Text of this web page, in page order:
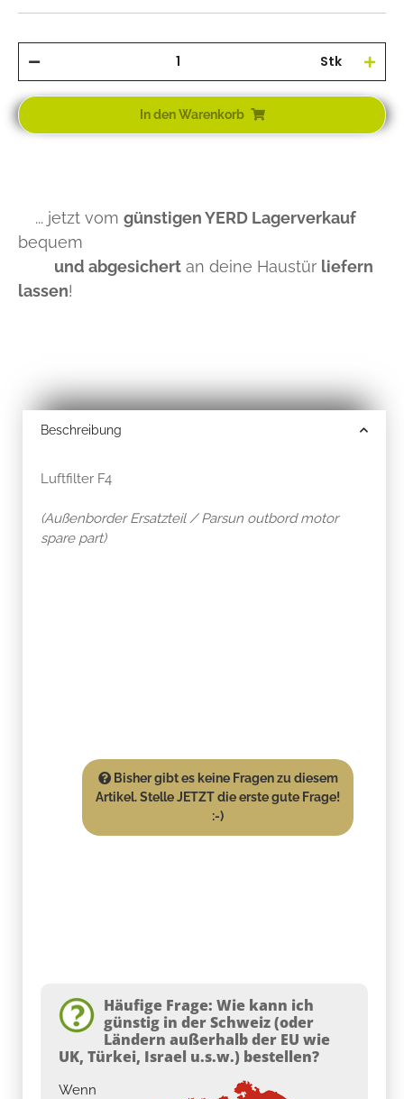
Stk
In den Warenkorb
... jetzt vom günstigen YERD Lagerverkauf
bequem
und abgesichert an deine Haustür liefern
lassen!
Beschreibung
Luftfilter F4
(Außenborder Ersatzteil / Parsun outbord motor
spare part)
Bisher gibt es keine Fragen zu diesem
Artikel. Stelle JETZT die erste gute Frage!
:-)
Häufige Frage: Wie kann ich
günstig in der Schweiz (oder
Ländern außerhalb der EU wie
UK, Türkei, Israel u.s.w.) bestellen?
Wenn